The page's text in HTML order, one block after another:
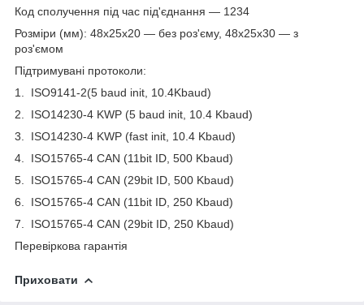
Код сполучення під час під'єднання — 1234
Розміри (мм): 48х25х20 — без роз'єму, 48х25х30 — з
роз'ємом
Підтримувані протоколи:
1. ISO9141-2(5 baud init, 10.4Kbaud)
2. ISO14230-4 KWP (5 baud init, 10.4 Kbaud)
3. ISO14230-4 KWP (fast init, 10.4 Kbaud)
4. ISO15765-4 CAN (11bit ID, 500 Kbaud)
5. ISO15765-4 CAN (29bit ID, 500 Kbaud)
6. ISO15765-4 CAN (11bit ID, 250 Kbaud)
7. ISO15765-4 CAN (29bit ID, 250 Kbaud)
Перевіркова гарантія
Приховати